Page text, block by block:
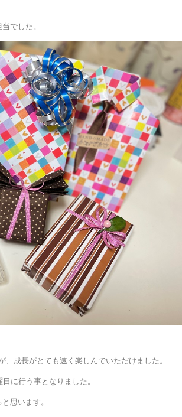
でした。
成長がとても速く楽しんでいただけました。
に行う事となりました。
思います。